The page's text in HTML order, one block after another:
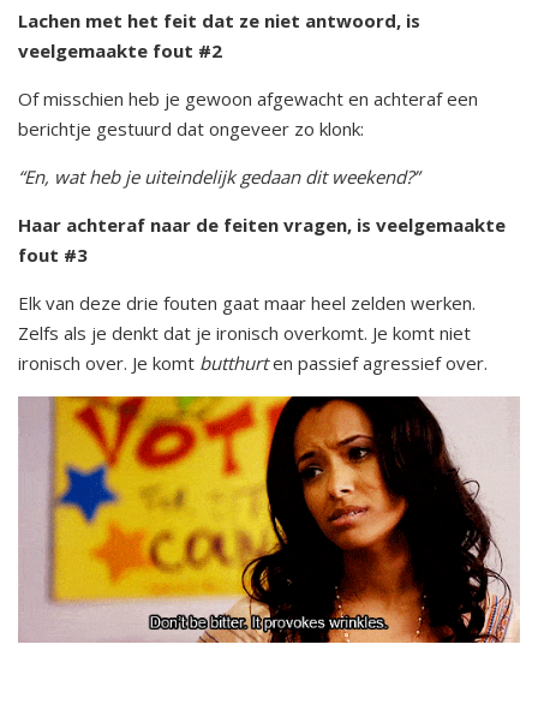
Lachen met het feit dat ze niet antwoord, is
veelgemaakte fout #2
Of misschien heb je gewoon afgewacht en achteraf een
berichtje gestuurd dat ongeveer zo klonk:
“En, wat heb je uiteindelijk gedaan dit weekend?”
Haar achteraf naar de feiten vragen, is veelgemaakte
fout #3
Elk van deze drie fouten gaat maar heel zelden werken.
Zelfs als je denkt dat je ironisch overkomt. Je komt niet
ironisch over. Je komt butthurten passief agressief over.